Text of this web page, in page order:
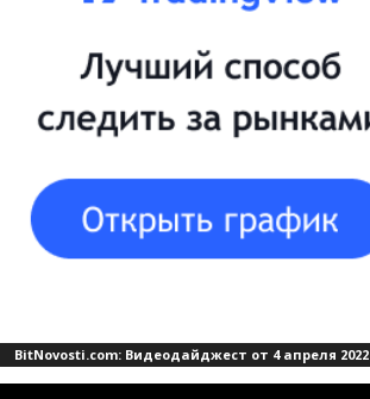
BitNovosti.com: Видеодайджест от 4 апреля 2022